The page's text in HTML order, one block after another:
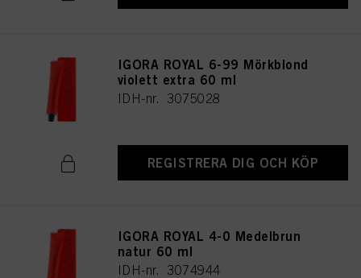
IGORA ROYAL 6-99 Mörkblond
violett extra 60 ml
IDH-nr. 3075028
REGISTRERA DIG OCH KÖP
IGORA ROYAL 4-0 Medelbrun
natur 60 ml
IDH-nr. 3074944